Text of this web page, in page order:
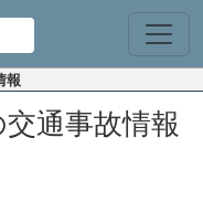
報
通事故情報